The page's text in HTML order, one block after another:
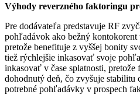
Výhody reverzného faktoringu
Pre dodávateľa predstavuje RF
pohľadávok ako bežný kontokorent
pretože benefituje z vyššej bonity
tiež rýchlejšie inkasovať svoje
inkasovať v čase splatnosti,
dohodnutý deň, čo zvyšuje stabilitu
potrebné pohľadávky v prospech